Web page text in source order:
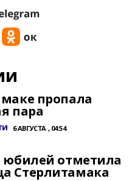
пропала
пара
6 АВГУСТА , 04:54
юбилей отметила
Стерлитамака